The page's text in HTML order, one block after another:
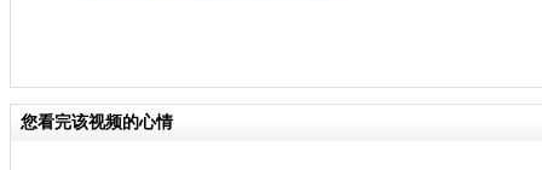
您看完该视频的心情